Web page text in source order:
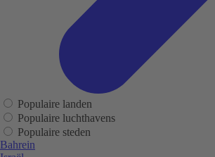
Populaire landen
Populaire luchthavens
Populaire steden
Bahrein